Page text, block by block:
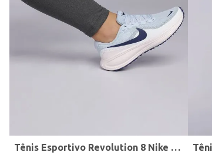
Tênis Esportivo Revolution 8 Nike Feminino AZUL/BRANCO